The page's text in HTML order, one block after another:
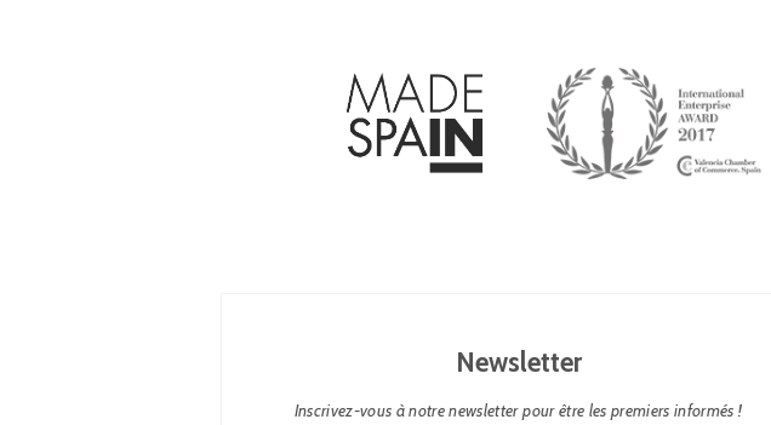
Newsletter
Inscrivez-vous à notre newsletter pour être les premiers informés !